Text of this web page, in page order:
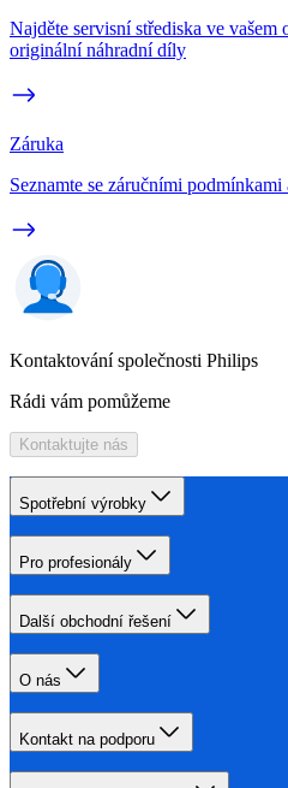
Najděte servisní střediska ve
originální náhradní díly
Záruka
Seznamte se záručními podmínkami
Kontaktování společnosti Philips
Rádi vám pomůžeme
Kontaktujte nás
Spotřební výrobky
Pro profesionály
Další obchodní řešení
O nás
Kontakt na podporu